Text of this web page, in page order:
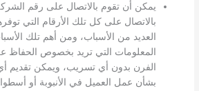
يمكن أن تقوم بالاتصال على رقم
بالاتصال على كل تلك الأرقام التي
العديد من الأسباب، ومن أهم تلك
المعلومات التي تريد بخصوص الحفاظ
الفرن بدون أي تسريب، ويمكن تقديم
بشأن عمل العميل في الأنبوبة أو